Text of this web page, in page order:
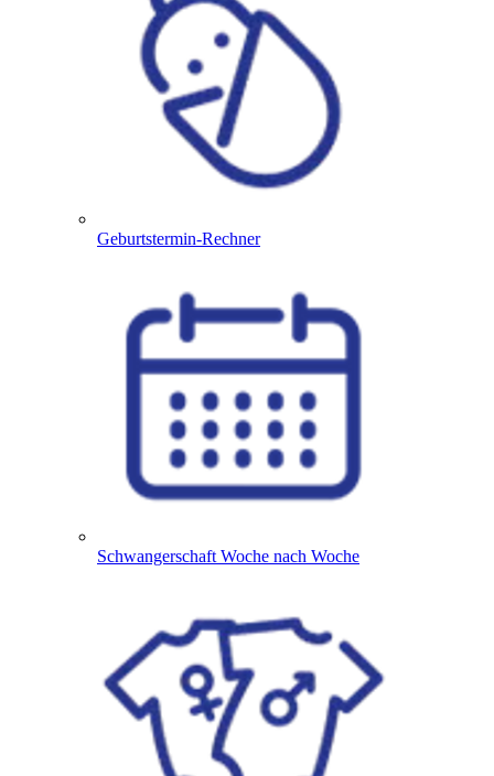
Geburtstermin-Rechner
Schwangerschaft Woche nach Woche